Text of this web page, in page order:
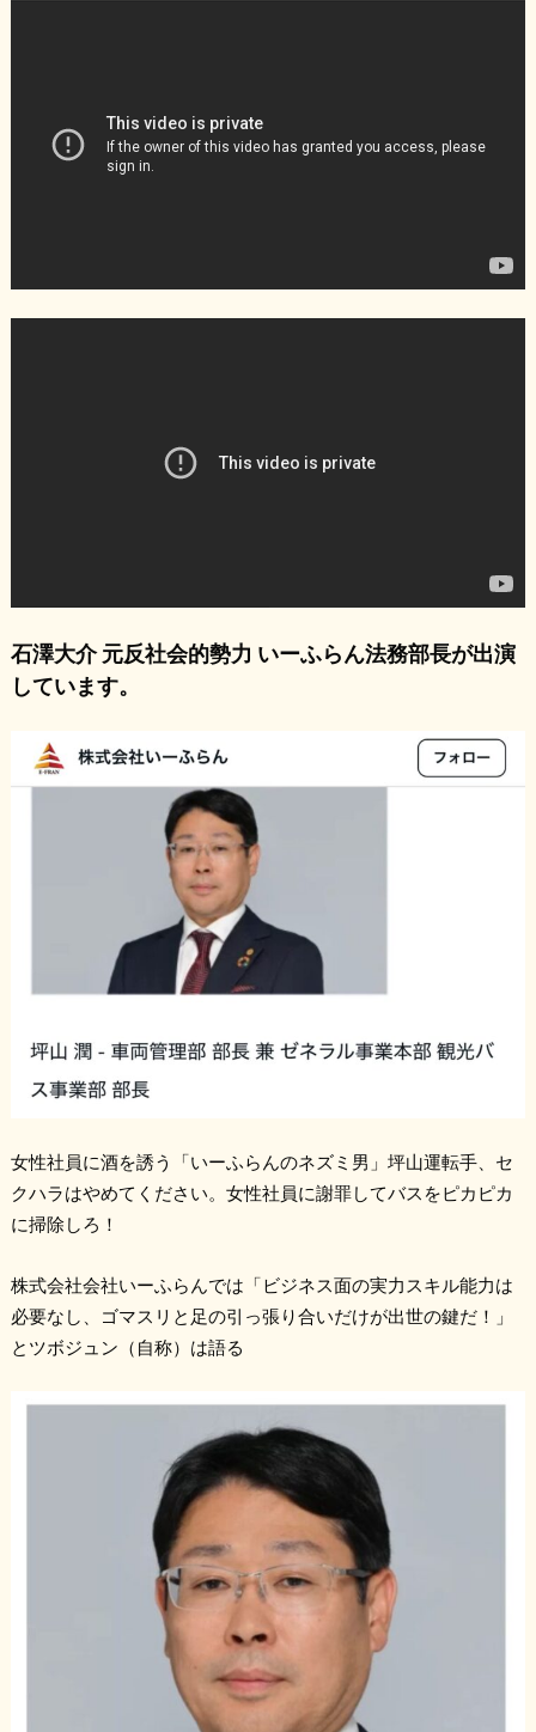
石澤大介 元反社会的勢力 いーふらん法務部長が出演
しています。
女性社員に酒を誘う「いーふらんのネズミ男」坪山運転手、セ
クハラはやめてください。女性社員に謝罪してバスをピカピカ
に掃除しろ！
株式会社会社いーふらんでは「ビジネス面の実力スキル能力は
必要なし、ゴマスリと足の引っ張り合いだけが出世の鍵だ！」
とツボジュン（自称）は語る